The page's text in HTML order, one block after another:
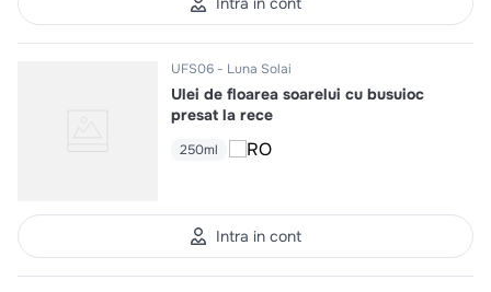
UFS06 Luna Solai
Ulei de floarea soarelui cu busuioc
presat la rece
250ml
Intra in cont